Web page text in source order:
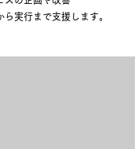
実行まで支援します。